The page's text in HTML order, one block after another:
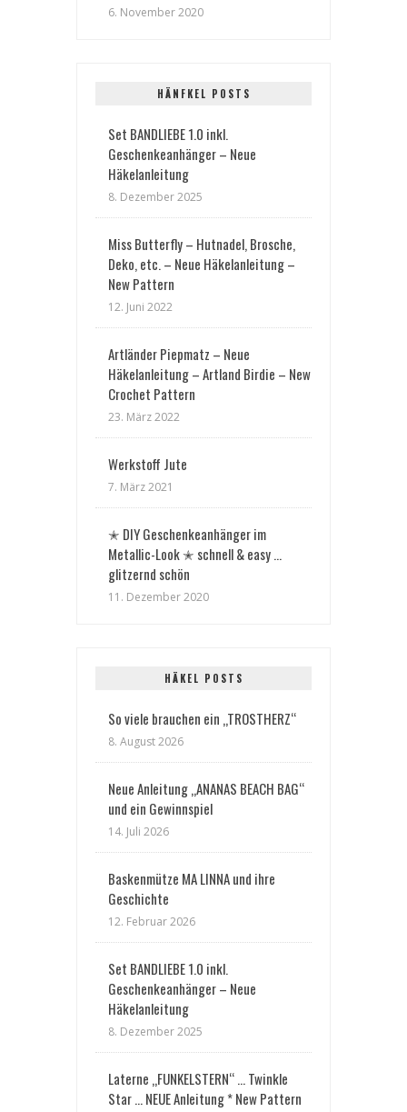
6. November 2020
HÄNFKEL POSTS
Set BANDLIEBE 1.0 inkl.
Geschenkeanhänger – Neue
Häkelanleitung
8. Dezember 2025
Miss Butterfly – Hutnadel, Brosche,
Deko, etc. – Neue Häkelanleitung –
New Pattern
12. Juni 2022
Artländer Piepmatz – Neue
Häkelanleitung – Artland Birdie – New
Crochet Pattern
23. März 2022
Werkstoff Jute
7. März 2021
✭ DIY Geschenkeanhänger im
Metallic-Look ✭ schnell & easy …
glitzernd schön
11. Dezember 2020
HÄKEL POSTS
So viele brauchen ein „TROSTHERZ“
8. August 2026
Neue Anleitung „ANANAS BEACH BAG“
und ein Gewinnspiel
14. Juli 2026
Baskenmütze MA LINNA und ihre
Geschichte
12. Februar 2026
Set BANDLIEBE 1.0 inkl.
Geschenkeanhänger – Neue
Häkelanleitung
8. Dezember 2025
Laterne „FUNKELSTERN“ … Twinkle
Star … NEUE Anleitung * New Pattern